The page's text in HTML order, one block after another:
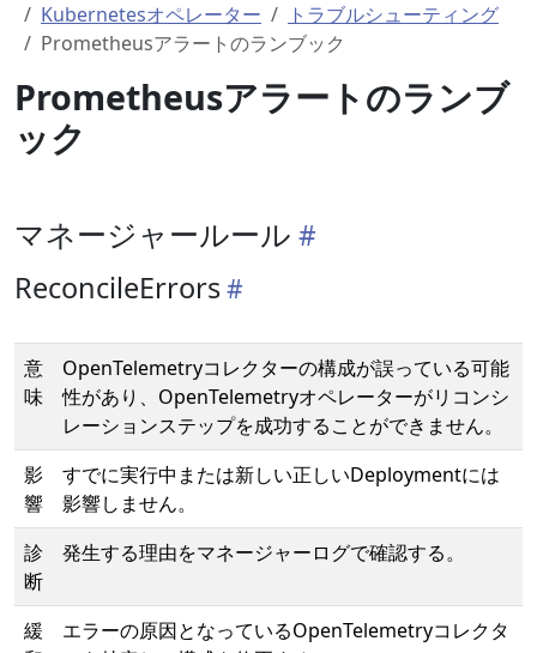
Kubernetesオペレーター
トラブルシューティング
Prometheusアラートのランブック
Prometheusアラートのランブ
ック
マネージャールール
ReconcileErrors
意
味
OpenTelemetryコレクターの構成が誤っている可能
性があり、OpenTelemetryオペレーターがリコンシ
レーションステップを成功することができません。
影
響
すでに実行中または新しい正しいDeploymentには
影響しません。
診
断
発生する理由をマネージャーログで確認する。
緩
エラーの原因となっているOpenTelemetryコレクタ